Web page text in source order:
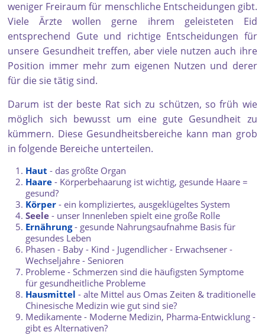
weniger Freiraum für menschliche Entscheidungen gibt.
Viele Ärzte wollen gerne ihrem geleisteten Eid
entsprechend Gute und richtige Entscheidungen für
unsere Gesundheit treffen, aber viele nutzen auch ihre
Position immer mehr zum eigenen Nutzen und derer
für die sie tätig sind.
Darum ist der beste Rat sich zu schützen, so früh wie
möglich sich bewusst um eine gute Gesundheit zu
kümmern. Diese Gesundheitsbereiche kann man grob
in folgende Bereiche unterteilen.
Haut - das größte Organ
Haare - Körperbehaarung ist wichtig, gesunde Haare =
gesund?
Körper - ein kompliziertes, ausgeklügeltes System
Seele - unser Innenleben spielt eine große Rolle
Ernährung- gesunde Nahrungsaufnahme Basis für
gesundes Leben
Phasen - Baby - Kind - Jugendlicher - Erwachsener -
Wechseljahre - Senioren
Probleme - Schmerzen sind die häufigsten Symptome
für gesundheitliche Probleme
Hausmittel - alte Mittel aus Omas Zeiten & traditionelle
Chinesische Medizin wie gut sind sie?
Medikamente - Moderne Medizin, Pharma-Entwicklung -
gibt es Alternativen?